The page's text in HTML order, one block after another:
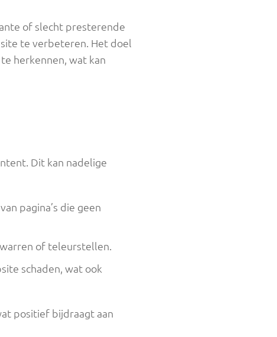
of slecht presterende
te verbeteren. Het doel
herkennen, wat kan
Dit kan nadelige
pagina’s die geen
of teleurstellen.
schaden, wat ook
positief bijdraagt aan